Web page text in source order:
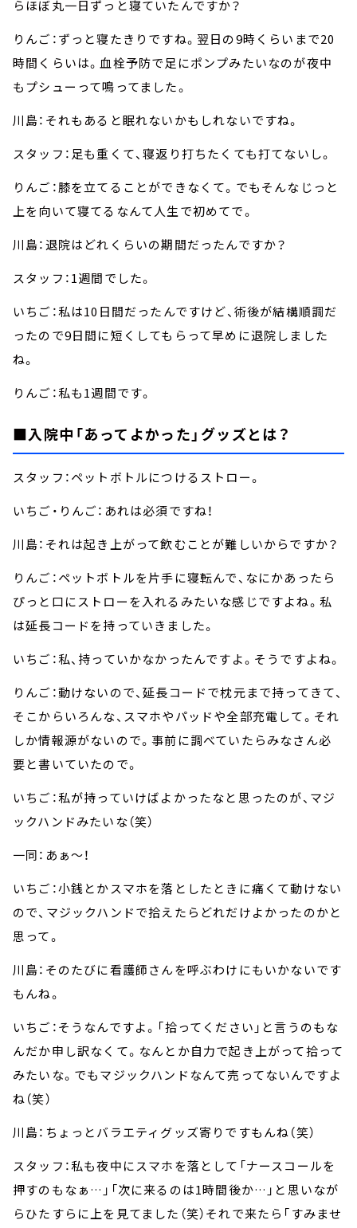
らほぼ丸一日ずっと寝ていたんですか？
りんご：ずっと寝たきりですね。翌日の9時くらいまで20
時間くらいは。血栓予防で足にポンプみたいなのが夜中
もプシューって鳴ってました。
川島：それもあると眠れないかもしれないですね。
スタッフ：足も重くて、寝返り打ちたくても打てないし。
りんご：膝を立てることができなくて。でもそんなじっと
上を向いて寝てるなんて人生で初めてで。
川島：退院はどれくらいの期間だったんですか？
スタッフ：1週間でした。
いちご：私は10日間だったんですけど、術後が結構順調だ
ったので9日間に短くしてもらって早めに退院しました
ね。
りんご：私も1週間です。
■入院中「あってよかった」グッズとは？
スタッフ：ペットボトルにつけるストロー。
いちご・りんご：あれは必須ですね！
川島：それは起き上がって飲むことが難しいからですか？
りんご：ペットボトルを片手に寝転んで、なにかあったら
ぴっと口にストローを入れるみたいな感じですよね。私
は延長コードを持っていきました。
いちご：私、持っていかなかったんですよ。そうですよね。
りんご：動けないので、延長コードで枕元まで持ってきて、
そこからいろんな、スマホやパッドや全部充電して。それ
しか情報源がないので。事前に調べていたらみなさん必
要と書いていたので。
いちご：私が持っていけばよかったなと思ったのが、マジ
ックハンドみたいな（笑）
一同：あぁ～！
いちご：小銭とかスマホを落としたときに痛くて動けない
ので、マジックハンドで拾えたらどれだけよかったのかと
思って。
川島：そのたびに看護師さんを呼ぶわけにもいかないです
もんね。
いちご：そうなんですよ。「拾ってください」と言うのもな
んだか申し訳なくて。なんとか自力で起き上がって拾って
みたいな。でもマジックハンドなんて売ってないんですよ
ね（笑）
川島：ちょっとバラエティグッズ寄りですもんね（笑）
スタッフ：私も夜中にスマホを落として「ナースコールを
押すのもなぁ…」「次に来るのは1時間後か…」と思いなが
らひたすらに上を見てました（笑）それで来たら「すみませ